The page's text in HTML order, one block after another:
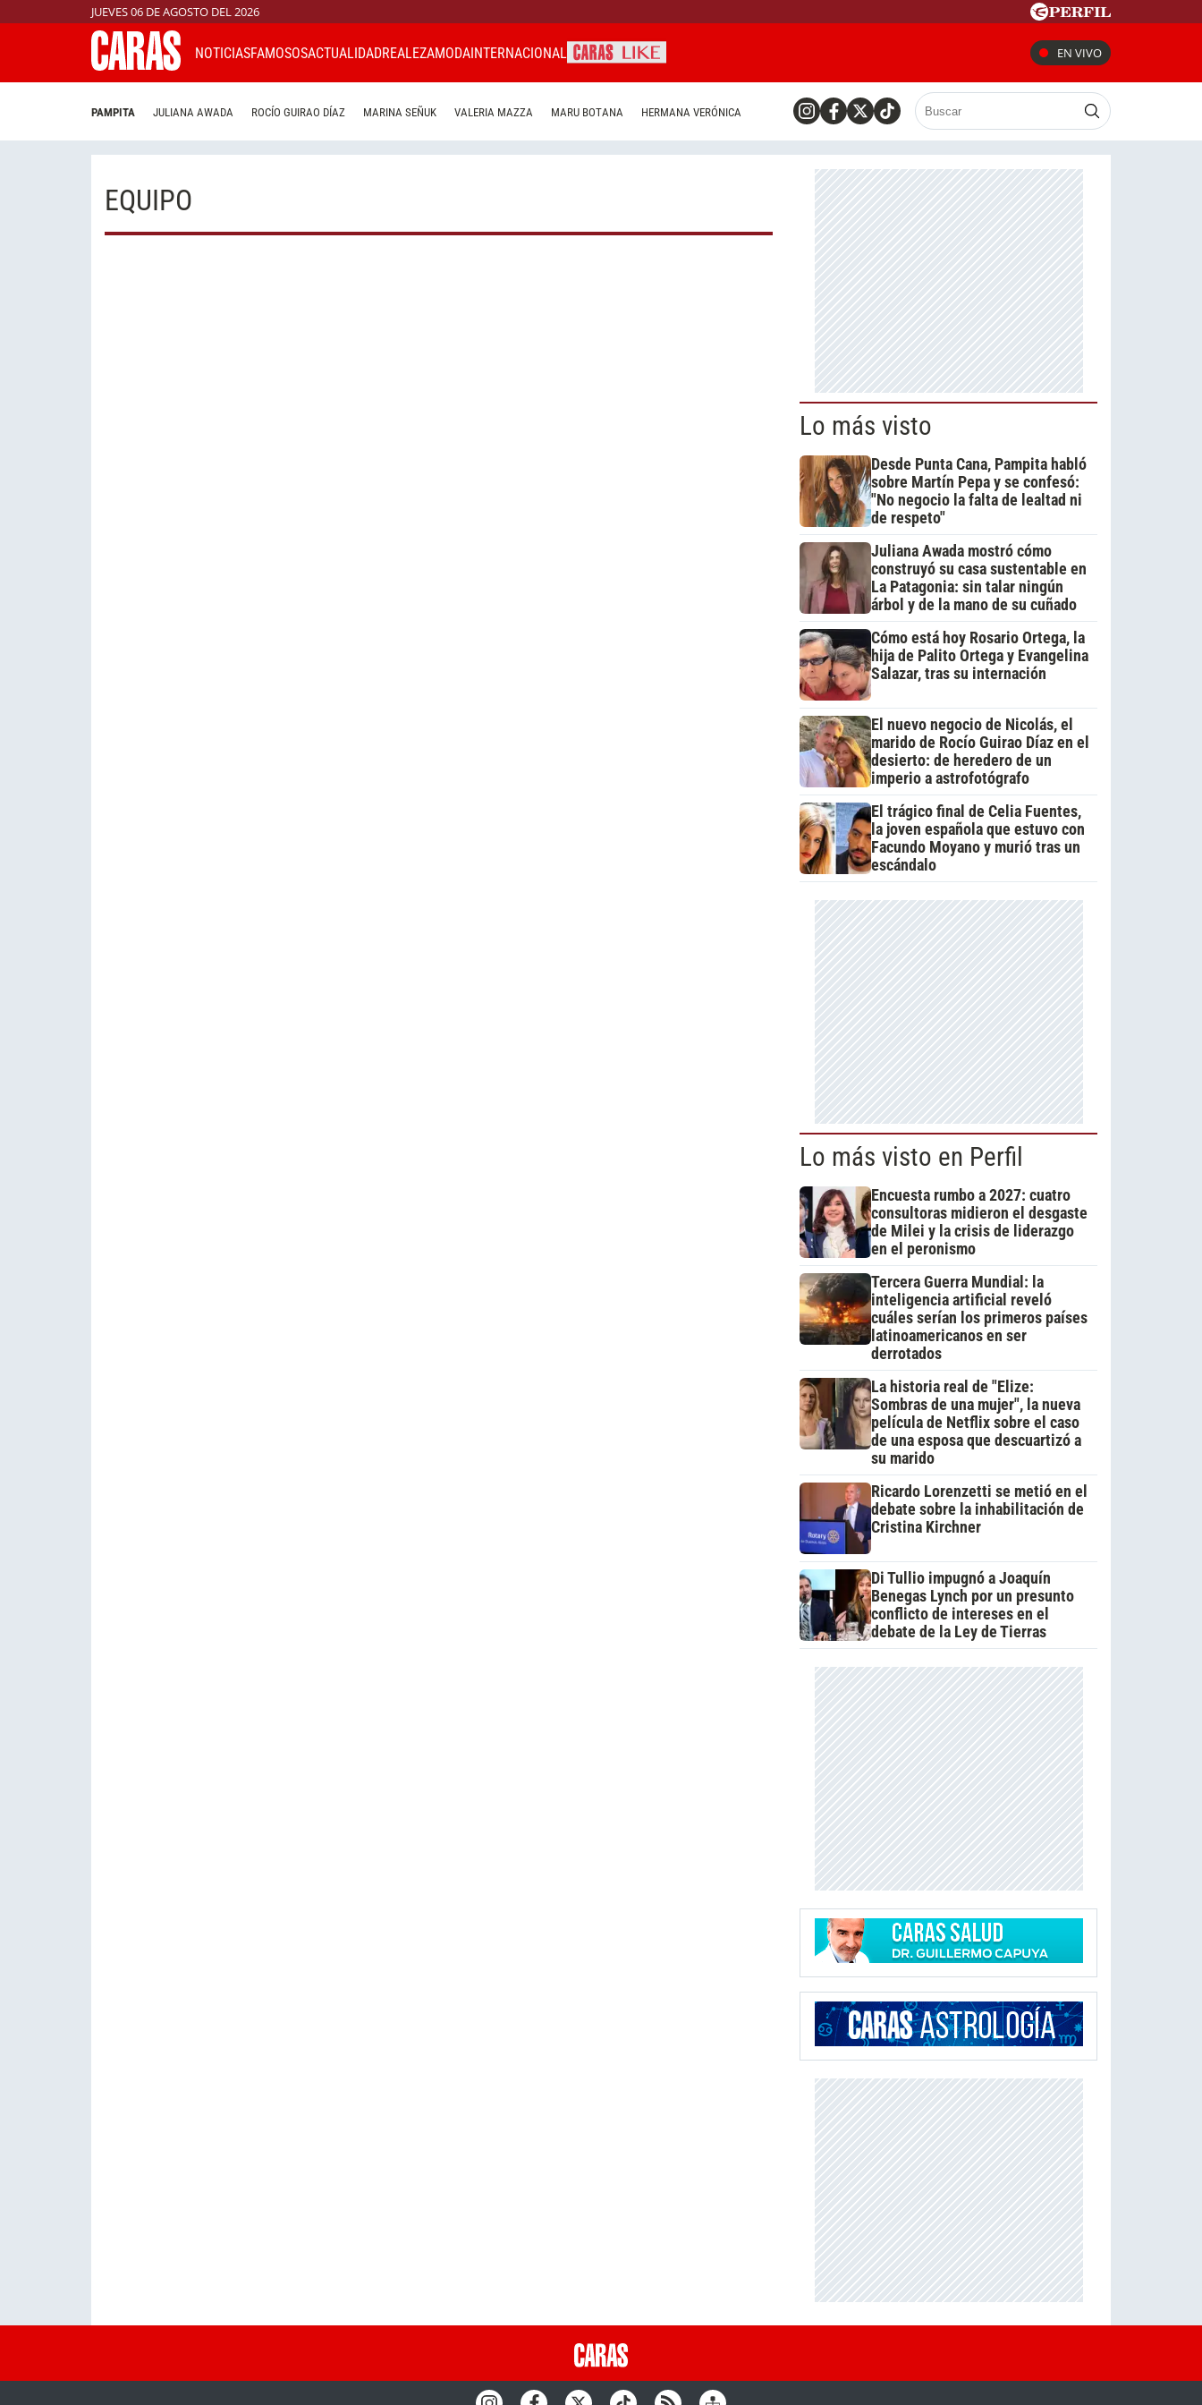
JUEVES 06 DE AGOSTO DEL 2026
NOTICIASFAMOSOSACTUALIDADREALEZAMODAINTERNACIONAL EN VIVO
PAMPITA JULIANA AWADA ROCÍO GUIRAO DÍAZ MARINA SEÑUK VALERIA MAZZA MARU BOTANA HERMANA VERÓNICA
EQUIPO
Lo más visto
Desde Punta Cana, Pampita habló
sobre Martín Pepa y se confesó:
"No negocio la falta de lealtad ni
de respeto"
Juliana Awada mostró cómo
construyó su casa sustentable en
La Patagonia: sin talar ningún
árbol y de la mano de su cuñado
Cómo está hoy Rosario Ortega, la
hija de Palito Ortega y Evangelina
Salazar, tras su internación
El nuevo negocio de Nicolás, el
marido de Rocío Guirao Díaz en el
desierto: de heredero de un
imperio a astrofotógrafo
El trágico final de Celia Fuentes,
la joven española que estuvo con
Facundo Moyano y murió tras un
escándalo
Lo más visto en Perfil
Encuesta rumbo a 2027: cuatro
consultoras midieron el desgaste
de Milei y la crisis de liderazgo
en el peronismo
Tercera Guerra Mundial: la
inteligencia artificial reveló
cuáles serían los primeros países
latinoamericanos en ser
derrotados
La historia real de "Elize:
Sombras de una mujer", la nueva
película de Netflix sobre el caso
de una esposa que descuartizó a
su marido
Ricardo Lorenzetti se metió en el
debate sobre la inhabilitación de
Cristina Kirchner
Di Tullio impugnó a Joaquín
Benegas Lynch por un presunto
conflicto de intereses en el
debate de la Ley de Tierras